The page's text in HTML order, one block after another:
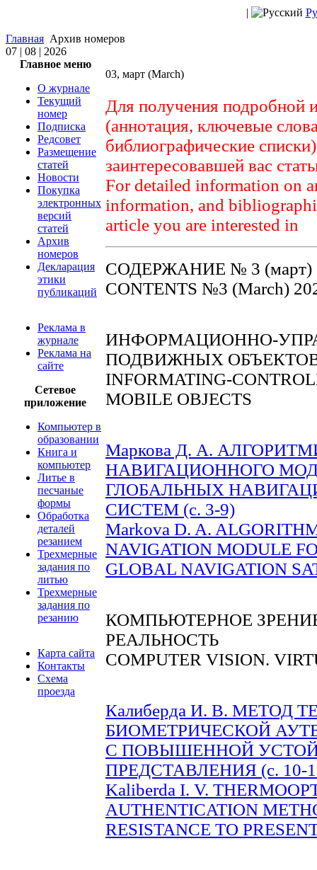
|
Главная Архив номеров
07 | 08 | 2026
Главное меню
О журнале
Текущий
номер
Подписка
Редсовет
Размещение
статей
Новости
Покупка
электронных
версий
статей
Архив
номеров
Декларация
этики
публикаций
Реклама в
журнале
Реклама на
сайте
Сетевое
приложение
Компьютер в
образовании
Книга и
компьютер
Литье в
песчаные
формы
Обработка
деталей
резанием
Трехмерные
задания по
литью
Трехмерные
задания по
резанию
Карта сайта
Контакты
Схема
проезда
03, март (March)
Для получения подробной
(аннотация, ключевые
библиографические
заинтересовавшей вас
For detailed information on
information, and
article you are interested in
СОДЕРЖАНИЕ № 3 (март)
CONTENTS №3 (March)
ИНФОРМАЦИОННО-
ПОДВИЖНЫХ
INFORMATING-
MOBILE OBJECTS
Маркова Д. А.
НАВИГАЦИОННОГО
ГЛОБАЛЬНЫХ
СИСТЕМ (c. 3-9)
Markova D. A.
NAVIGATION MODULE
GLOBAL NAVIGATION
КОМПЬЮТЕРНОЕ
РЕАЛЬНОСТЬ
COMPUTER VISION.
Калиберда И. В. МЕТОД
БИОМЕТРИЧЕСКОЙ
С ПОВЫШЕННОЙ
ПРЕДСТАВЛЕНИЯ (c. 10-
Kaliberda I. V.
AUTHENTICATION
RESISTANCE TO